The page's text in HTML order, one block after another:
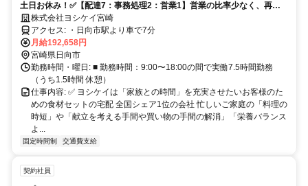
土日お休み！✅【配達7：事務処理2：営業1】営業の比率少なく、再配
達はゼロ。ルート配達でお客様と顔見知りになるため、トラブルも少な
く未経験者も働きやすい職場です
株式会社ヨシケイ宮崎
アクセス: ・日向市駅より車で7分
月給192,658円
宮崎県日向市
勤務時間・曜日: ■ 勤務時間：9:00〜18:00の間で実働7.5時間勤務
（うち1.5時間 休憩）
仕事内容: ✅ ヨシケイは「家族との時間」を充実させたいお客様のた
めの食材セットの宅配 全国シェア1位の会社 忙しいご家庭の「料理の
時短」や「献立を考える手間や買い物の手間の解消」「栄養バランス
よ...
固定時間制 交通費支給
契約社員